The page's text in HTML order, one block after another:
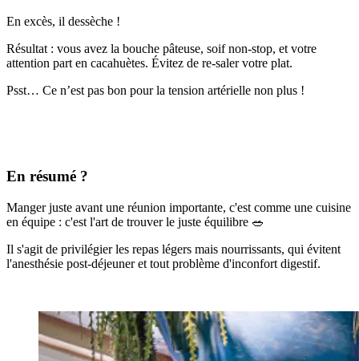
En excès, il dessèche !
Résultat : vous avez la bouche pâteuse, soif non-stop, et votre
attention part en cacahuètes. Évitez de re-saler votre plat.
Psst… Ce n’est pas bon pour la tension artérielle non plus !
En résumé ?
Manger juste avant une réunion importante, c'est comme une cuisine
en équipe : c'est l'art de trouver le juste équilibre 🥗
Il s'agit de privilégier les repas légers mais nourrissants, qui évitent
l'anesthésie post-déjeuner et tout problème d'inconfort digestif.